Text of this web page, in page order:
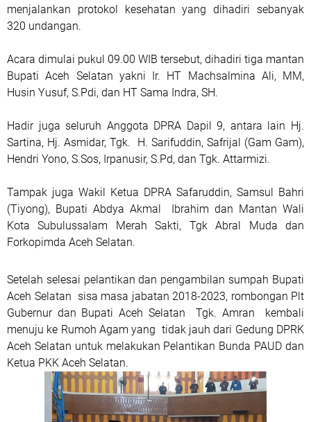
menjalankan protokol kesehatan yang dihadiri sebanyak
320 undangan.
Acara dimulai pukul 09.00 WIB tersebut, dihadiri tiga mantan
Bupati Aceh Selatan yakni Ir. HT Machsalmina Ali, MM,
Husin Yusuf, S.Pdi, dan HT Sama Indra, SH.
Hadir juga seluruh Anggota DPRA Dapil 9, antara lain Hj.
Sartina, Hj. Asmidar, Tgk. H. Sarifuddin, Safrijal (Gam Gam),
Hendri Yono, S.Sos, Irpanusir, S.Pd, dan Tgk. Attarmizi.
Tampak juga Wakil Ketua DPRA Safaruddin, Samsul Bahri
(Tiyong), Bupati Abdya Akmal Ibrahim dan Mantan Wali
Kota Subulussalam Merah Sakti, Tgk Abral Muda dan
Forkopimda Aceh Selatan.
Setelah selesai pelantikan dan pengambilan sumpah Bupati
Aceh Selatan sisa masa jabatan 2018-2023, rombongan Plt
Gubernur dan Bupati Aceh Selatan Tgk. Amran kembali
menuju ke Rumoh Agam yang tidak jauh dari Gedung DPRK
Aceh Selatan untuk melakukan Pelantikan Bunda PAUD dan
Ketua PKK Aceh Selatan.